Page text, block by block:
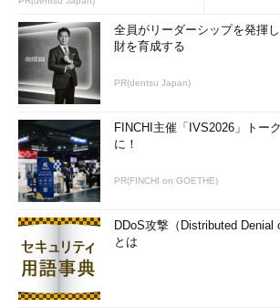
全員がリーダーシップを発揮
財を育成する
PR(dentsu Japan)
FINCHI主催「IVS2026」トー
に！
PR(FINCHI on GOETHE)
DDoS攻撃（Distributed Denial
とは